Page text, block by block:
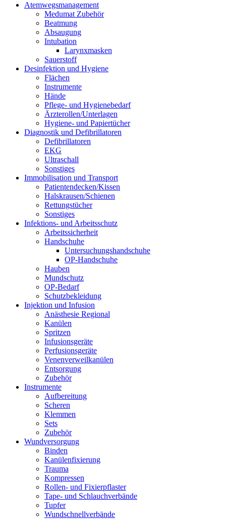
Atemwegsmanagement
Medumat Zubehör
Beatmung
Absaugung
Intubation
Larynxmasken
Sauerstoff
Desinfektion und Hygiene
Flächen
Instrumente
Hände
Pflege- und Hygienebedarf
Ärzterollen/Unterlagen
Hygiene- und Papiertücher
Diagnostik und Defibrillatoren
Defibrillatoren
EKG
Ultraschall
Sonstiges
Immobilisation und Transport
Patientendecken/Kissen
Halskrausen/Schienen
Rettungstücher
Sonstiges
Infektions- und Arbeitsschutz
Arbeitssicherheit
Handschuhe
Untersuchungshandschuhe
OP-Handschuhe
Hauben
Mundschutz
OP-Bedarf
Schutzbekleidung
Injektion und Infusion
Anästhesie Regional
Kanülen
Spritzen
Infusionsgeräte
Perfusionsgeräte
Venenverweilkanülen
Entsorgung
Zubehör
Instrumente
Aufbereitung
Scheren
Klemmen
Sets
Zubehör
Wundversorgung
Binden
Kanülenfixierung
Trauma
Kompressen
Rollen- und Fixierpflaster
Tape- und Schlauchverbände
Tupfer
Wundschnellverbände